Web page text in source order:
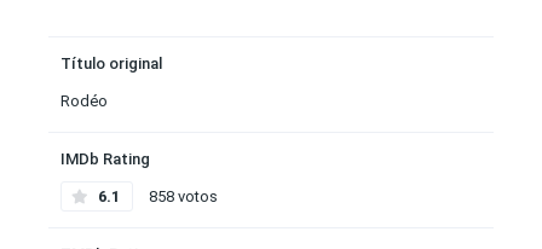
Título original
Rodéo
IMDb Rating
6.1 858 votos